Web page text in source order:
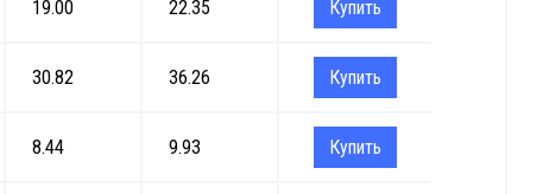
19.00 22.35 Купить
30.82 36.26 Купить
8.44 9.93 Купить